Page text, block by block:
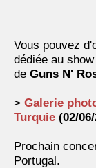
Vous pouvez
dédiée au
de Guns N'
> Galerie
Turquie (02/
Prochain
Portugal.